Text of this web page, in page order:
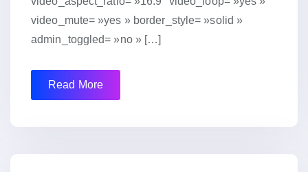
video_mute= »yes » border_style= »solid »
admin_toggled= »no » […]
Read More